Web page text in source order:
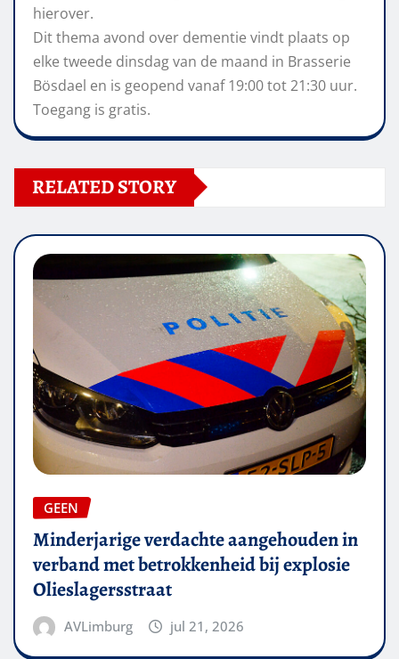
hierover.
Dit thema avond over dementie vindt plaats op
elke tweede dinsdag van de maand in Brasserie
Bösdael en is geopend vanaf 19:00 tot 21:30 uur.
Toegang is gratis.
RELATED STORY
GEEN
Minderjarige verdachte aangehouden in
verband met betrokkenheid bij explosie
Olieslagersstraat
AVLimburg jul 21, 2026